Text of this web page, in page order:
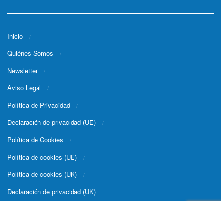
Inicio
Quiénes Somos
Newsletter
Aviso Legal
Política de Privacidad
Declaración de privacidad (UE)
Política de Cookies
Política de cookies (UE)
Política de cookies (UK)
Declaración de privacidad (UK)